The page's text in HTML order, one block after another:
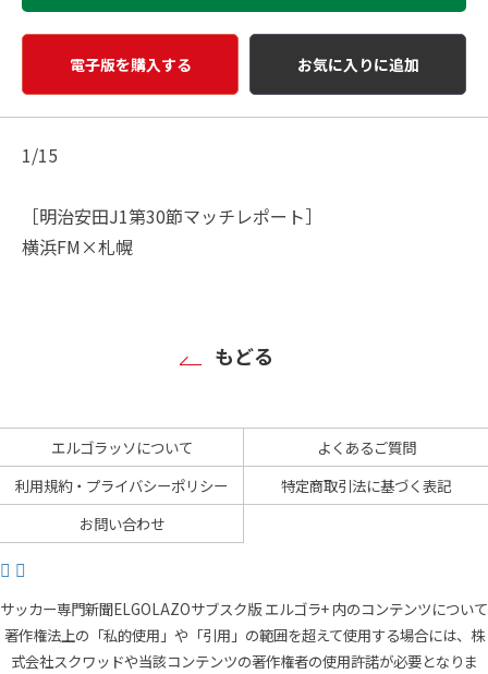
電子版を購入する お気に入りに追加
1/15
［明治安田J1第30節マッチレポート］
横浜FM×札幌
もどる
エルゴラッソについて
よくあるご質問
利用規約・プライバシーポリシー
特定商取引法に基づく表記
お問い合わせ
サッカー専門新聞ELGOLAZOサブスク版 エルゴラ+ 内のコンテンツについて
著作権法上の「私的使用」や「引用」の範囲を超えて使用する場合には、株
式会社スクワッドや当該コンテンツの著作権者の使用許諾が必要となりま